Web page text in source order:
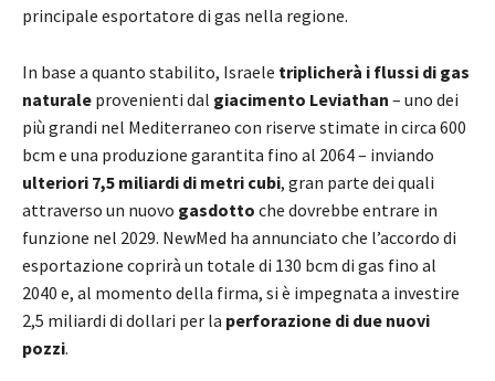
principale esportatore di gas nella regione.
In base a quanto stabilito, Israele triplicherà i flussi di gas
naturale provenienti dal giacimento Leviathan – uno dei
più grandi nel Mediterraneo con riserve stimate in circa 600
bcm e una produzione garantita fino al 2064 – inviando
ulteriori 7,5 miliardi di metri cubi, gran parte dei quali
attraverso un nuovo gasdotto che dovrebbe entrare in
funzione nel 2029. NewMed ha annunciato che l’accordo di
esportazione coprirà un totale di 130 bcm di gas fino al
2040 e, al momento della firma, si è impegnata a investire
2,5 miliardi di dollari per la perforazione di due nuovi
pozzi.